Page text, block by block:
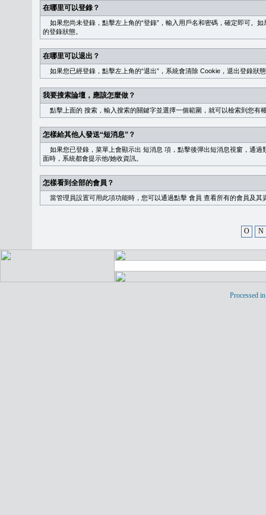
在哪里可以登錄？
如果您尚未登錄，點擊左上角的“登錄”，輸入用戶名和密碼，確定即可。
的登錄狀態。
在哪里可以退出？
如果您已經登錄，點擊左上角的“退出”，系統會清除 Cookie，退出登錄狀
我要搜索論壇，應該怎麼做？
點擊上面的 搜索 ，輸入搜索的關鍵字並選擇一個範圍，就可以檢索到您有
怎樣給其他人發送“短消息”？
如果您已登錄，菜單上會顯示出 短消息 項，點擊後彈出短消息視窗，通過
面時，系統都會提示他/她收資訊。
怎樣看到全部的會員？
當管理員設置可用此項功能時，您可以通過點擊 會員 查看所有的會員及其
O N
Processed